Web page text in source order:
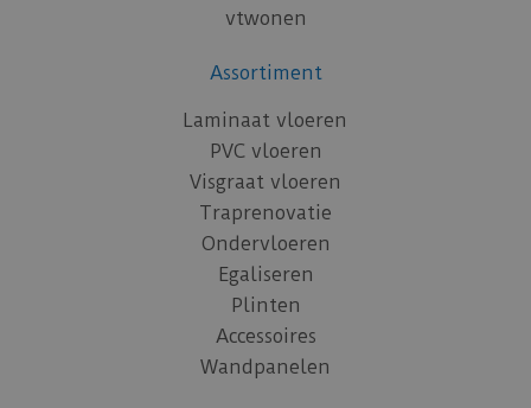
vtwonen
Assortiment
Laminaat vloeren
PVC vloeren
Visgraat vloeren
Traprenovatie
Ondervloeren
Egaliseren
Plinten
Accessoires
Wandpanelen